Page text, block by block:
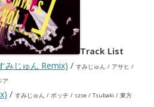
Track List
みじゅん Remix) / すみじゅん / アサヒ /
ア
/ すみじゅん / ボッチ / szse / Tsubaki / 東方